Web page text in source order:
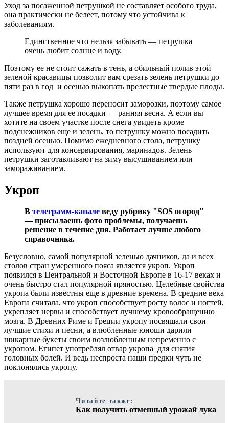
Уход за посаженной петрушкой не составляет особого труда,
она практически не белеет, потому что устойчива к
заболеваниям.
Единственное что нельзя забывать — петрушка
очень любит солнце и воду.
Поэтому ее не стоит сажать в тень, а обильный полив этой
зеленой красавицы позволит вам срезать зелень петрушки до
пяти раз в год и осенью выкопать прелестные твердые плоды.
Также петрушка хорошо переносит заморозки, поэтому самое
лучшее время для ее посадки — ранняя весна. А если вы
хотите на своем участке после снега увидеть кроме
подснежников еще и зелень, то петрушку можно посадить
поздней осенью. Помимо ежедневного стола, петрушку
используют для консервирования, маринадов. Зелень
петрушки заготавливают на зиму высушиванием или
замораживанием.
Укроп
В телеграмм-канале веду рубрику "SOS огород"
— присылаешь фото проблемы, получаешь
решение в течение дня. Работает лучше любого
справочника.
Безусловно, самой популярной зеленью дачников, да и всех
столов стран умеренного пояса является укроп. Укроп
появился в Центральной и Восточной Европе в 16-17 веках и
очень быстро стал популярной пряностью. Целебные свойства
укропа были известны еще в древние времена. В средние века
Европа считала, что укроп способствует росту волос и ногтей,
укрепляет нервы и способствует лучшему кровообращению
мозга. В Древних Риме и Греции укропу посвящали свои
лучшие стихи и песни, а влюбленные юноши дарили
шикарные букеты своим возлюбленным непременно с
укропом. Египет употреблял отвар укропа для снятия
головных болей. И ведь неспроста наши предки чуть не
поклонялись укропу.
Читайте также:
Как получить отменный урожай лука